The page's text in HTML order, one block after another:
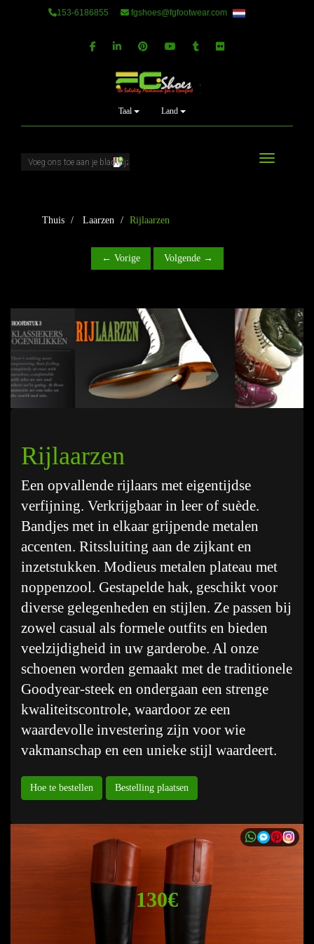
153-6186855 fgshoes@fgfootwear.com
Taal Land
Schakel
Thuis Laarzen Rijlaarzen
← Vorige Volgende →
Rijlaarzen
Een opvallende rijlaars met eigentijdse
verfijning. Verkrijgbaar in leer of suède.
Bandjes met in elkaar grijpende metalen
accenten. Ritssluiting aan de zijkant en
inzetstukken. Modieus metalen plateau met
noppenzool. Gestapelde hak, geschikt voor
diverse gelegenheden en stijlen. Ze passen bij
zowel casual als formele outfits en bieden
veelzijdigheid in uw garderobe. Al onze
schoenen worden gemaakt met de traditionele
Goodyear-steek en ondergaan een strenge
kwaliteitscontrole, waardoor ze een
waardevolle investering zijn voor wie
vakmanschap en een unieke stijl waardeert.
Hoe te bestellen Bestelling plaatsen
130€